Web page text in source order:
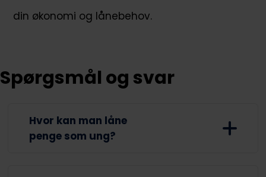
din økonomi og lånebehov.
Spørgsmål og svar
Hvor kan man låne
penge som ung?